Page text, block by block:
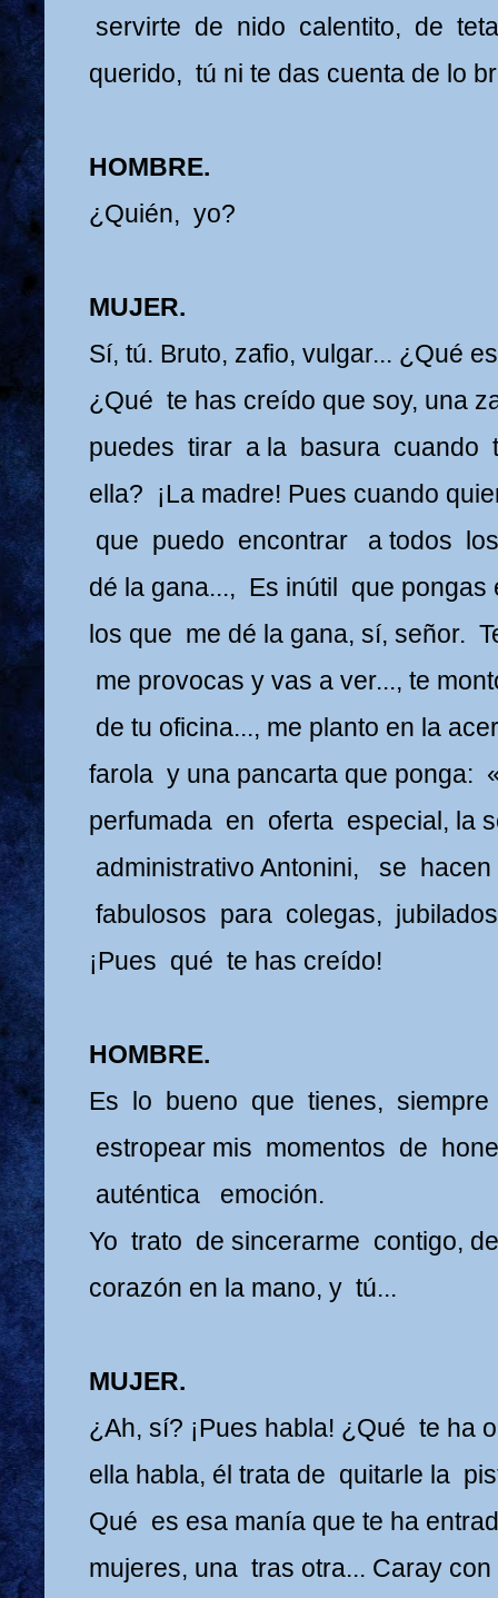
servirte de nido calentito, de
querido, tú ni te das cuenta de lo
HOMBRE.
¿Quién, yo?
MUJER.
Sí, tú. Bruto, zafio, vulgar... ¿Qué
¿Qué te has creído que soy, una
puedes tirar a la basura cuando
ella? ¡La madre! Pues cuando
que puedo encontrar a todos
dé la gana..., Es inútil que pongas
los que me dé la gana, sí, señor.
me provocas y vas a ver..., te
de tu oficina..., me planto en la
farola y una pancarta que ponga:
perfumada en oferta especial, la
administrativo Antonini, se
fabulosos para colegas,
¡Pues qué te has creído!
HOMBRE.
Es lo bueno que tienes, siempre
estropear mis momentos de
auténtica emoción.
Yo trato de sincerarme contigo,
corazón en la mano, y tú...
MUJER.
¿Ah, sí? ¡Pues habla! ¿Qué te ha
ella habla, él trata de quitarle la
Qué es esa manía que te ha
mujeres, una tras otra... Caray